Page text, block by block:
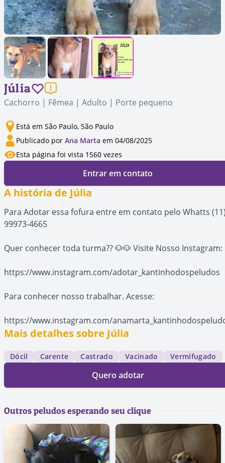
Júlia
Cachorro | Fêmea | Adulto | Porte pequeno
Está em São Paulo, São Paulo
Publicado por Ana Marta em 04/08/2025
Esta página foi vista 1560 vezes
Entrar em contato
A história de Júlia
Para Adotar essa fofura entre em contato pelo Whatts
99973-4665
Quer conhecer toda turma?? 🐶🐶 Visite Nosso Instagram:
https://www.instagram.com/adotar_kantinhodospeludos
Para conhecer nosso trabalhar. Acesse:
https://www.instagram.com/
Mais detalhes sobre Júlia
Dócil Carente Castrado Vacinado Vermifugado
Quero adotar
Outros peludos esperando seu clique